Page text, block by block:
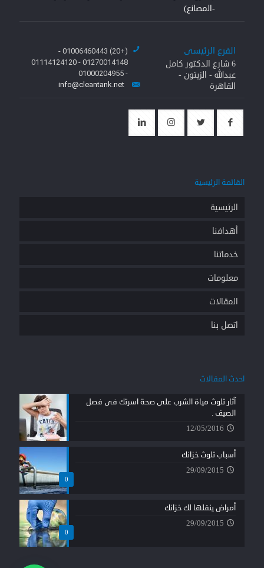
-المصانع)
الفرع الرئيسى
6 شارع الدكتور كامل
عبدالله - الزيتون -
القاهرة
(+20) 01006460443 -
01270014148 - 01114124120
- 01000204955
info@cleantank.net
القائمة الرئيسية
الرئيسية
أهدافنا
خدماتنا
معلومات
المقالات
اتصل بنا
احدث المقالات
آثار تلوث مياة الشرب على صحة اسرتك فى فصل
الصيف .
12/05/2016
0
أسباب تلوث خزانك
29/09/2015
0
أمراض ينقلها لك خزانك
29/09/2015